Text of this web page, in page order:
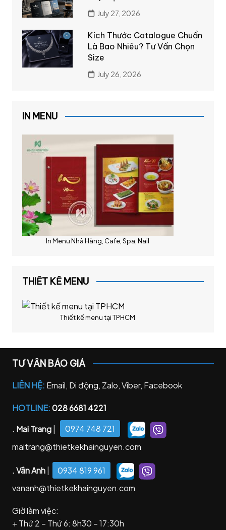
July 27, 2026
Kích Thước Catalogue Chuẩn
Là Bao Nhiêu? Tư Vấn Chọn
Size
July 26, 2026
IN MENU
In Menu Nhà Hàng, Cafe, Spa, Nail
THIẾT KẾ MENU
Thiết kế menu tại TPHCM
TƯ VẤN BÁO GIÁ
LIÊN HỆ: Email, Di động, Zalo, Viber, Facebook
HOTLINE:028 6681 4221
. Mai Trang|
0974 748 721
maitrang@thietkekhainguyen.com
. Vân Anh|
0934 819 961
vananh@thietkekhainguyen.com
Giờ làm việc:
+ Thứ 2 – Thứ 6: 8h30 – 17:30h